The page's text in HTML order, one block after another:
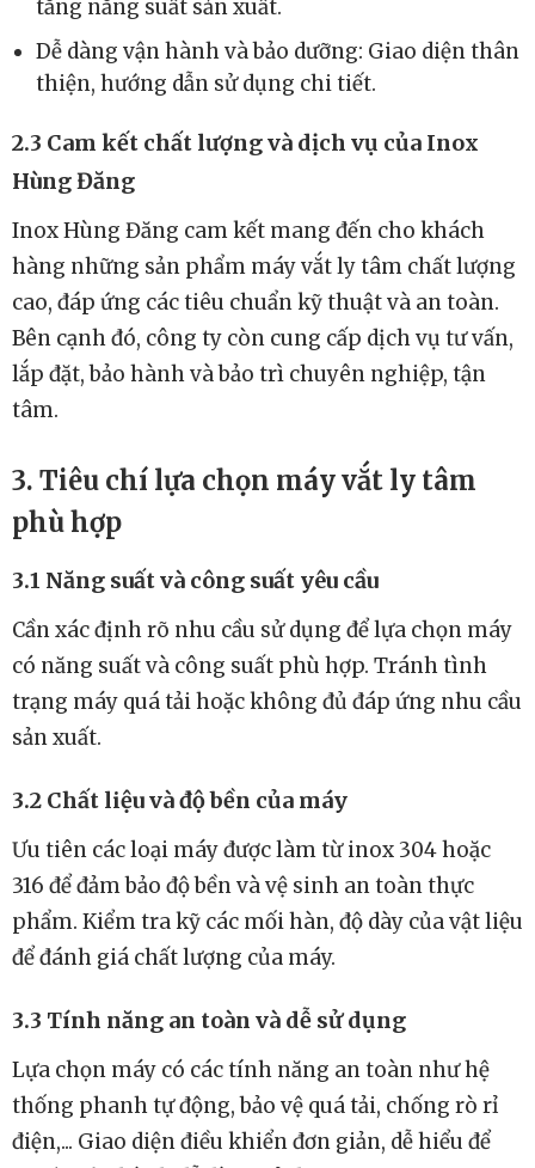
tăng năng suất sản xuất.
Dễ dàng vận hành và bảo dưỡng: Giao diện thân
thiện, hướng dẫn sử dụng chi tiết.
2.3 Cam kết chất lượng và dịch vụ của Inox
Hùng Đăng
Inox Hùng Đăng cam kết mang đến cho khách
hàng những sản phẩm máy vắt ly tâm chất lượng
cao, đáp ứng các tiêu chuẩn kỹ thuật và an toàn.
Bên cạnh đó, công ty còn cung cấp dịch vụ tư vấn,
lắp đặt, bảo hành và bảo trì chuyên nghiệp, tận
tâm.
3. Tiêu chí lựa chọn máy vắt ly tâm
phù hợp
3.1 Năng suất và công suất yêu cầu
Cần xác định rõ nhu cầu sử dụng để lựa chọn máy
có năng suất và công suất phù hợp. Tránh tình
trạng máy quá tải hoặc không đủ đáp ứng nhu cầu
sản xuất.
3.2 Chất liệu và độ bền của máy
Ưu tiên các loại máy được làm từ inox 304 hoặc
316 để đảm bảo độ bền và vệ sinh an toàn thực
phẩm. Kiểm tra kỹ các mối hàn, độ dày của vật liệu
để đánh giá chất lượng của máy.
3.3 Tính năng an toàn và dễ sử dụng
Lựa chọn máy có các tính năng an toàn như hệ
thống phanh tự động, bảo vệ quá tải, chống rò rỉ
điện,... Giao diện điều khiển đơn giản, dễ hiểu để